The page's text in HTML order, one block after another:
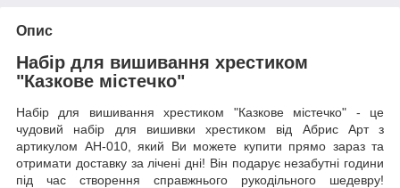
Опис
Набір для вишивання хрестиком
"Казкове містечко"
Набір для вишивання хрестиком "Казкове містечко" - це
чудовий набір для вишивки хрестиком від Абрис Арт з
артикулом AH-010, який Ви можете купити прямо зараз та
отримати доставку за лічені дні! Він подарує незабутні години
під час створення справжнього рукодільного шедевру!